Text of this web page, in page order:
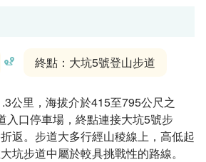
終點：大坑5號登山步道
公里，海拔介於415至795公尺之
入口停車場，終點連接大坑5號步
返。步道大多行經山稜線上，高低起
坑步道中屬於較具挑戰性的路線。